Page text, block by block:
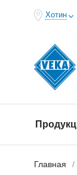
Хотин
Главная